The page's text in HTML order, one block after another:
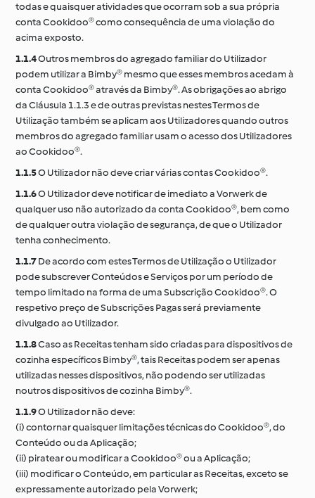
todas e quaisquer atividades que ocorram sob a sua própria
conta Cookidoo® como consequência de uma violação do
acima exposto.
1.1.4Outros membros do agregado familiar do Utilizador
podem utilizar a Bimby® mesmo que esses membros acedam à
conta Cookidoo® através da Bimby®. As obrigações ao abrigo
da Cláusula 1.1.3 e de outras previstas nestes Termos de
Utilização também se aplicam aos Utilizadores quando outros
membros do agregado familiar usam o acesso dos Utilizadores
ao Cookidoo®.
1.1.5O Utilizador não deve criar várias contas Cookidoo®.
1.1.6O Utilizador deve notificar de imediato a Vorwerk de
qualquer uso não autorizado da conta Cookidoo®, bem como
de qualquer outra violação de segurança, de que o Utilizador
tenha conhecimento.
1.1.7De acordo com estes Termos de Utilização o Utilizador
pode subscrever Conteúdos e Serviços por um período de
tempo limitado na forma de uma Subscrição Cookidoo®. O
respetivo preço de Subscrições Pagas será previamente
divulgado ao Utilizador.
1.1.8Caso as Receitas tenham sido criadas para dispositivos de
cozinha específicos Bimby®, tais Receitas podem ser apenas
utilizadas nesses dispositivos, não podendo ser utilizadas
noutros dispositivos de cozinha Bimby®.
1.1.9O Utilizador não deve:
(i) contornar quaisquer limitações técnicas do Cookidoo®, do
Conteúdo ou da Aplicação;
(ii) piratear ou modificar a Cookidoo® ou a Aplicação;
(iii) modificar o Conteúdo, em particular as Receitas, exceto se
expressamente autorizado pela Vorwerk;